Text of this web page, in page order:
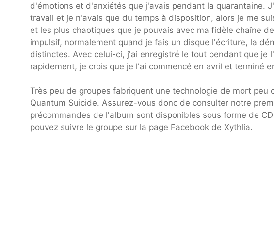
d'émotions et d'anxiétés que j'avais pendant la quarantaine.
travail et je n'avais que du temps à disposition, alors je me
et les plus chaotiques que je pouvais avec ma fidèle chaîne
impulsif, normalement quand je fais un disque l'écriture, la
distinctes. Avec celui-ci, j'ai enregistré le tout pendant que je
rapidement, je crois que je l'ai commencé en avril et terminé
Très peu de groupes fabriquent une technologie de mort
Quantum Suicide. Assurez-vous donc de consulter notre
précommandes de l'album sont disponibles sous forme de
pouvez suivre le groupe sur la page Facebook de Xythlia.